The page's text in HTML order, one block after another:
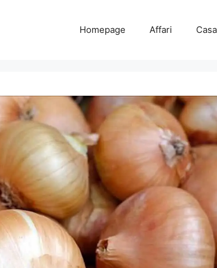
Homepage Affari Casa